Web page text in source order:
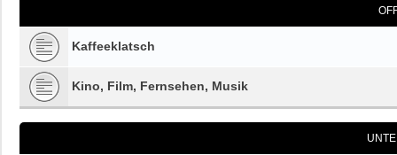
Kaffeeklatsch
Kino, Film, Fernsehen, Musik